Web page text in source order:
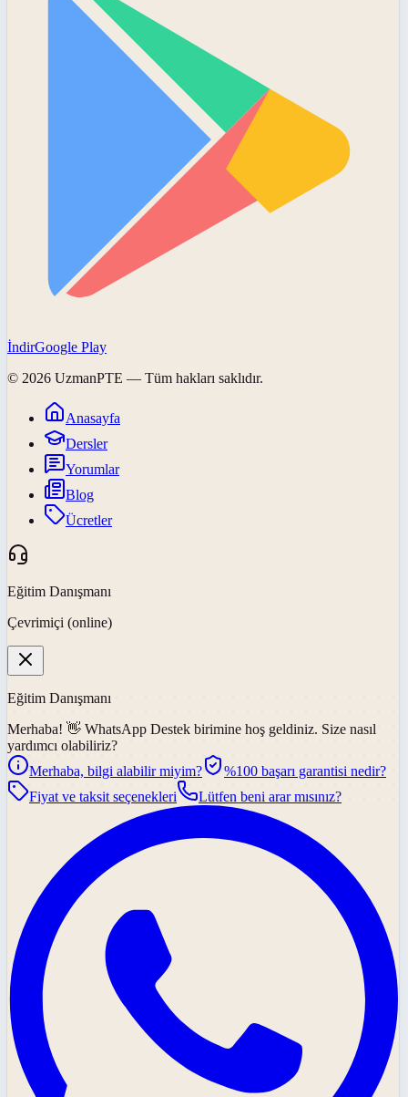
İndirGoogle Play
© 2026 UzmanPTE — Tüm hakları saklıdır.
Anasayfa
Dersler
Yorumlar
Blog
Ücretler
Eğitim Danışmanı
Çevrimiçi (online)
Eğitim Danışmanı
Merhaba! 👋 WhatsApp Destek birimine hoş geldiniz. Size nasıl
yardımcı olabiliriz?
Merhaba, bilgi alabilir miyim?
%100 başarı garantisi nedir?
Fiyat ve taksit seçenekleri
Lütfen beni arar mısınız?